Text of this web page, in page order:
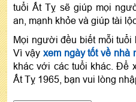
tuổi Ất Tỵ sẽ giúp mọi
an, mạnh khỏe và giúp tài
Mọi người đều biết mỗi tuổi
Vì vậy xem ngày tốt về nhà
khác với các tuổi khác. Để
Ất Tỵ 1965, bạn vui lòng